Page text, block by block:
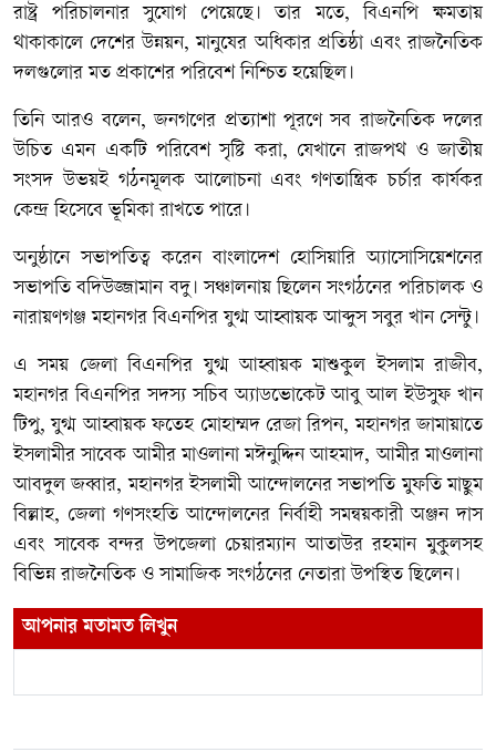
রাষ্ট্র পরিচালনার সুযোগ পেয়েছে। তার মতে, বিএনপি ক্ষমতায়
থাকাকালে দেশের উন্নয়ন, মানুষের অধিকার প্রতিষ্ঠা এবং রাজনৈতিক
দলগুলোর মত প্রকাশের পরিবেশ নিশ্চিত হয়েছিল।
তিনি আরও বলেন, জনগণের প্রত্যাশা পূরণে সব রাজনৈতিক দলের
উচিত এমন একটি পরিবেশ সৃষ্টি করা, যেখানে রাজপথ ও জাতীয়
সংসদ উভয়ই গঠনমূলক আলোচনা এবং গণতান্ত্রিক চর্চার কার্যকর
কেন্দ্র হিসেবে ভূমিকা রাখতে পারে।
অনুষ্ঠানে সভাপতিত্ব করেন বাংলাদেশ হোসিয়ারি অ্যাসোসিয়েশনের
সভাপতি বদিউজ্জামান বদু। সঞ্চালনায় ছিলেন সংগঠনের পরিচালক ও
নারায়ণগঞ্জ মহানগর বিএনপির যুগ্ম আহ্বায়ক আব্দুস সবুর খান সেন্টু।
এ সময় জেলা বিএনপির যুগ্ম আহ্বায়ক মাশুকুল ইসলাম রাজীব,
মহানগর বিএনপির সদস্য সচিব অ্যাডভোকেট আবু আল ইউসুফ খান
টিপু, যুগ্ম আহ্বায়ক ফতেহ মোহাম্মদ রেজা রিপন, মহানগর জামায়াতে
ইসলামীর সাবেক আমীর মাওলানা মঈনুদ্দিন আহমাদ, আমীর মাওলানা
আবদুল জব্বার, মহানগর ইসলামী আন্দোলনের সভাপতি মুফতি মাছুম
বিল্লাহ, জেলা গণসংহতি আন্দোলনের নির্বাহী সমন্বয়কারী অঞ্জন দাস
এবং সাবেক বন্দর উপজেলা চেয়ারম্যান আতাউর রহমান মুকুলসহ
বিভিন্ন রাজনৈতিক ও সামাজিক সংগঠনের নেতারা উপস্থিত ছিলেন।
আপনার মতামত লিখুন